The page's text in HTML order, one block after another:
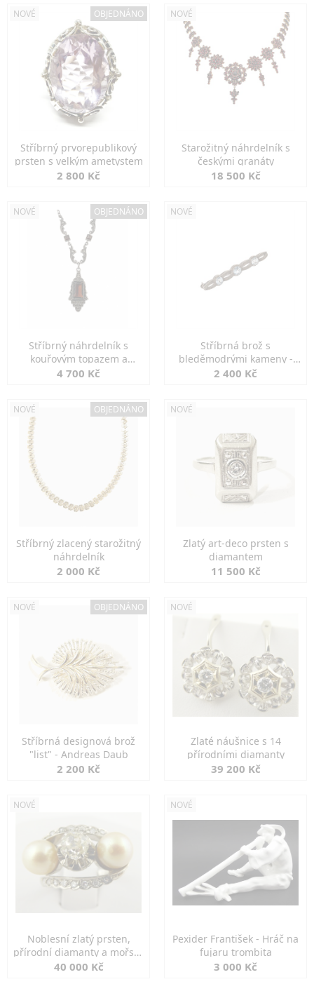
NOVÉ OBJEDNÁNO
Stříbrný prvorepublikový
prsten s velkým ametystem
2 800 Kč
NOVÉ
Starožitný náhrdelník s
českými granáty
18 500 Kč
NOVÉ OBJEDNÁNO
Stříbrný náhrdelník s
kouřovým topazem a
markazity
4 700 Kč
NOVÉ
Stříbrná brož s
bleděmodrými kameny -
jemná elegance
2 400 Kč
NOVÉ OBJEDNÁNO
Stříbrný zlacený starožitný
náhrdelník
2 000 Kč
NOVÉ
Zlatý art-deco prsten s
diamantem
11 500 Kč
NOVÉ OBJEDNÁNO
Stříbrná designová brož
"list" - Andreas Daub
2 200 Kč
NOVÉ
Zlaté náušnice s 14
přírodními diamanty
39 200 Kč
NOVÉ
Noblesní zlatý prsten,
přírodní diamanty a mořské
perly
40 000 Kč
NOVÉ
Pexider František - Hráč na
fujaru trombita
3 000 Kč